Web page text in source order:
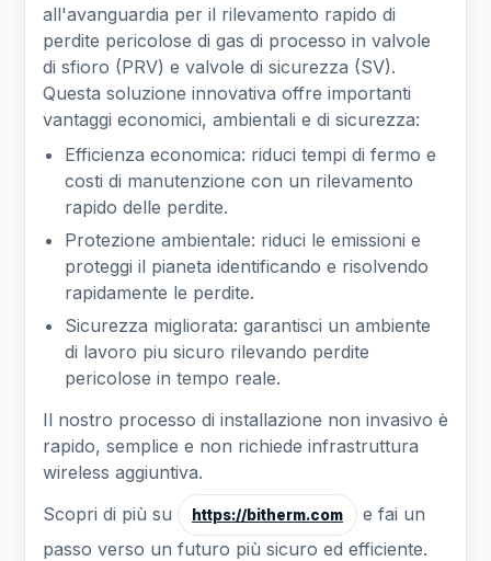
all'avanguardia per il rilevamento rapido di
perdite pericolose di gas di processo in valvole
di sfioro (PRV) e valvole di sicurezza (SV).
Questa soluzione innovativa offre importanti
vantaggi economici, ambientali e di sicurezza:
Efficienza economica: riduci tempi di fermo e
costi di manutenzione con un rilevamento
rapido delle perdite.
Protezione ambientale: riduci le emissioni e
proteggi il pianeta identificando e risolvendo
rapidamente le perdite.
Sicurezza migliorata: garantisci un ambiente
di lavoro piu sicuro rilevando perdite
pericolose in tempo reale.
Il nostro processo di installazione non invasivo è
rapido, semplice e non richiede infrastruttura
wireless aggiuntiva.
Scopri di più su
https://bitherm.com
e fai un
passo verso un futuro più sicuro ed efficiente.